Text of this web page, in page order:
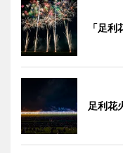
「足
足利花